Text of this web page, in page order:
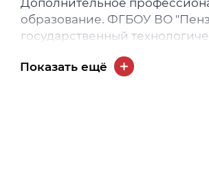
Дополнительное
образование. ФГБОУ ВО
государственный
профессионального
Показать ещё